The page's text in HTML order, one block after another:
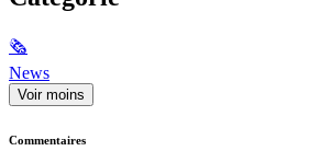
🗞
News
Voir moins
Commentaires